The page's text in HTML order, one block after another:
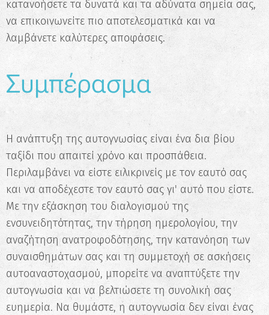
κατανοήσετε τα δυνατά και τα αδύνατα σημεία σας,
να επικοινωνείτε πιο αποτελεσματικά και να
λαμβάνετε καλύτερες αποφάσεις.
Συμπέρασμα
Η ανάπτυξη της αυτογνωσίας είναι ένα δια βίου
ταξίδι που απαιτεί χρόνο και προσπάθεια.
Περιλαμβάνει να είστε ειλικρινείς με τον εαυτό σας
και να αποδέχεστε τον εαυτό σας γι' αυτό που είστε.
Με την εξάσκηση του διαλογισμού της
ενσυνειδητότητας, την τήρηση ημερολογίου, την
αναζήτηση ανατροφοδότησης, την κατανόηση των
συναισθημάτων σας και τη συμμετοχή σε ασκήσεις
αυτοαναστοχασμού, μπορείτε να αναπτύξετε την
αυτογνωσία και να βελτιώσετε τη συνολική σας
ευημερία. Να θυμάστε, η αυτογνωσία δεν είναι ένας